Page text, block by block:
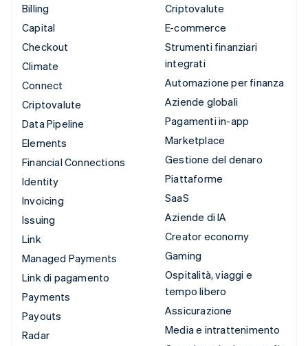
Billing
Capital
Checkout
Climate
Connect
Criptovalute
Data Pipeline
Elements
Financial Connections
Identity
Invoicing
Issuing
Link
Managed Payments
Link di pagamento
Payments
Payouts
Radar
Criptovalute
E-commerce
Strumenti finanziari
integrati
Automazione per finanza
Aziende globali
Pagamenti in-app
Marketplace
Gestione del denaro
Piattaforme
SaaS
Aziende di IA
Creator economy
Gaming
Ospitalità, viaggi e
tempo libero
Assicurazione
Media e intrattenimento